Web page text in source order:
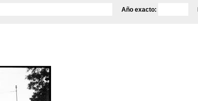
Año exacto: